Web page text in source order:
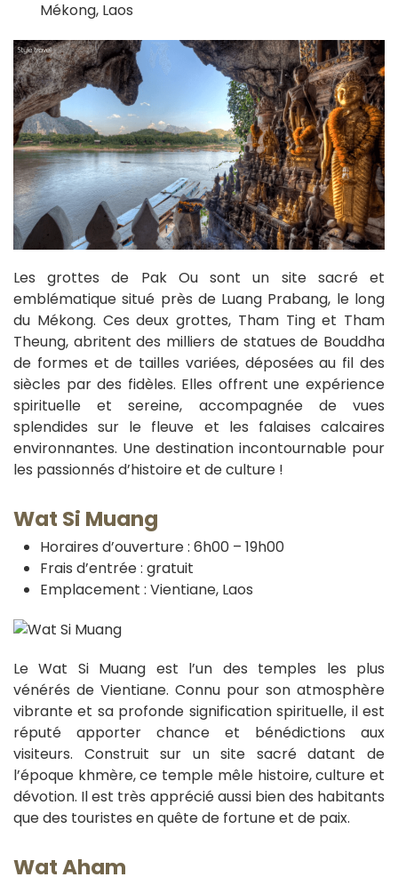
Mékong, Laos
Les grottes de Pak Ou sont un site sacré et
emblématique situé près de Luang Prabang, le long
du Mékong. Ces deux grottes, Tham Ting et Tham
Theung, abritent des milliers de statues de Bouddha
de formes et de tailles variées, déposées au fil des
siècles par des fidèles. Elles offrent une expérience
spirituelle et sereine, accompagnée de vues
splendides sur le fleuve et les falaises calcaires
environnantes. Une destination incontournable pour
les passionnés d’histoire et de culture !
Wat Si Muang
Horaires d’ouverture : 6h00 – 19h00
Frais d’entrée : gratuit
Emplacement : Vientiane, Laos
Le Wat Si Muang est l’un des temples les plus
vénérés de Vientiane. Connu pour son atmosphère
vibrante et sa profonde signification spirituelle, il est
réputé apporter chance et bénédictions aux
visiteurs. Construit sur un site sacré datant de
l’époque khmère, ce temple mêle histoire, culture et
dévotion. Il est très apprécié aussi bien des habitants
que des touristes en quête de fortune et de paix.
Wat Aham